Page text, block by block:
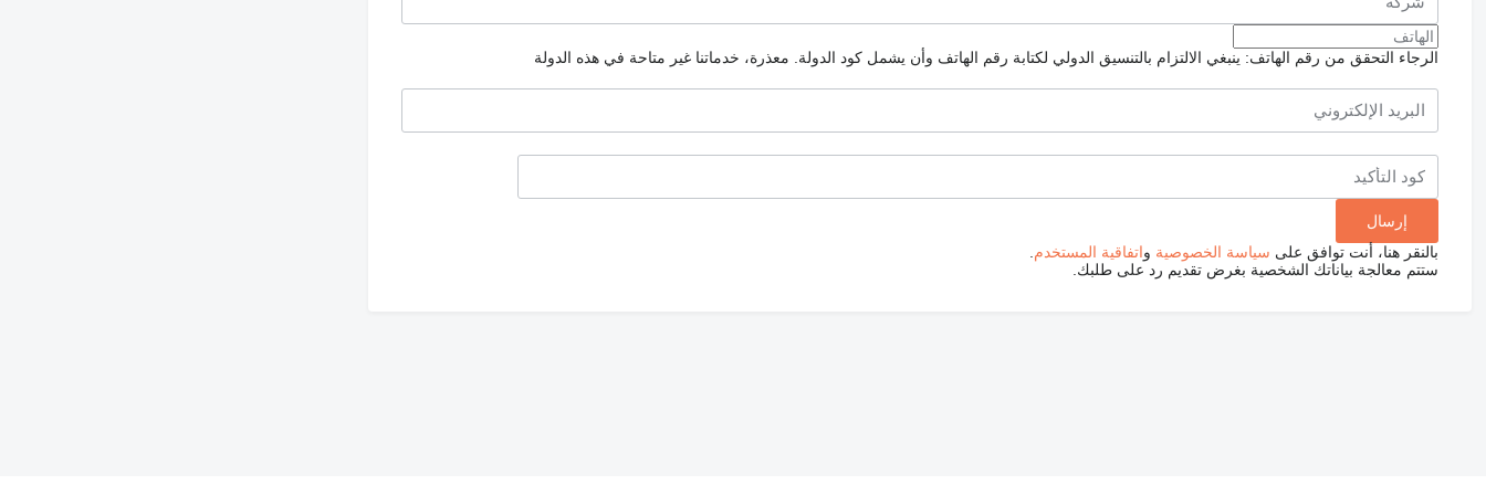
الرجاء التحقق من رقم الهاتف: ينبغي الالتزام بالتنسيق الدولي لكتابة رقم الهاتف وأن يشمل كود الدولة. معذرة، خدماتنا غير متاحة في هذه الدولة
بالنقر هنا، أنت توافق على سياسة الخصوصية واتفاقية المستخدم
ستتم معالجة بياناتك الشخصية بغرض تقديم رد على طلبك.